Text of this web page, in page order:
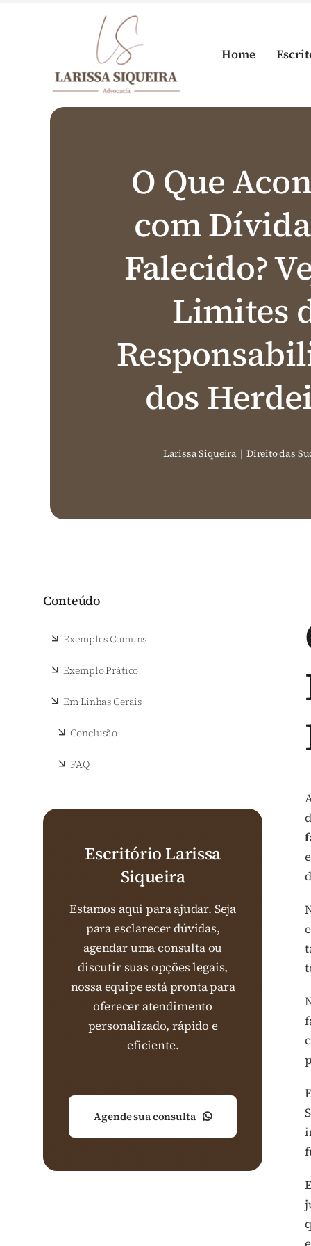
Home
O Que
com
Falecido?
Limites
dos
Larissa Siqueira | Direito das
Conteúdo
Exemplos Comuns
Exemplo Prático
Em Linhas Gerais
Conclusão
FAQ
Escritório Larissa
Siqueira
Estamos aqui para ajudar. Seja
para esclarecer dúvidas,
agendar uma consulta ou
discutir suas opções legais,
nossa equipe está pronta para
oferecer atendimento
personalizado, rápido e
eficiente.
Agende sua consulta